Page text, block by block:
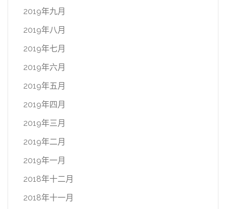
2019年九月
2019年八月
2019年七月
2019年六月
2019年五月
2019年四月
2019年三月
2019年二月
2019年一月
2018年十二月
2018年十一月